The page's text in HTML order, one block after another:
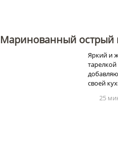
Маринованный острый
Яркий и
своей
25